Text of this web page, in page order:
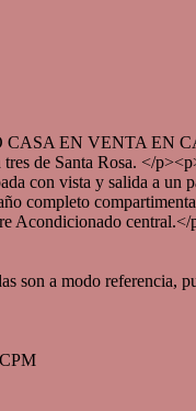
EN VENTA EN
de Santa Rosa. </
con vista y salida a
completo
Acondicionado
son a modo